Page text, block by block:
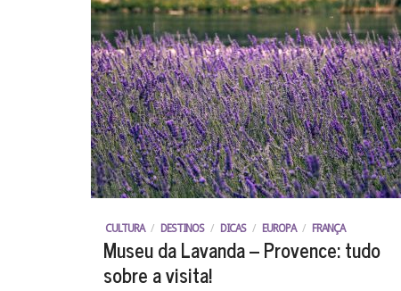
CULTURA / DESTINOS / DICAS / EUROPA / FRANÇA
Museu da Lavanda – Provence: tudo
sobre a visita!